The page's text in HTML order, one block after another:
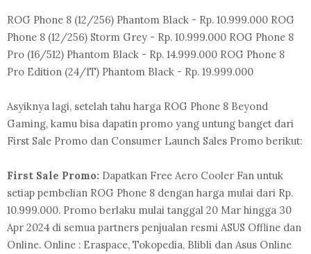
ROG Phone 8 (12/256) Phantom Black - Rp. 10.999.000 ROG
Phone 8 (12/256) Storm Grey - Rp. 10.999.000 ROG Phone 8
Pro (16/512) Phantom Black - Rp. 14.999.000 ROG Phone 8
Pro Edition (24/1T) Phantom Black - Rp. 19.999.000
Asyiknya lagi, setelah tahu harga ROG Phone 8 Beyond
Gaming, kamu bisa dapatin promo yang untung banget dari
First Sale Promo dan Consumer Launch Sales Promo berikut:
First Sale Promo: Dapatkan Free Aero Cooler Fan untuk
setiap pembelian ROG Phone 8 dengan harga mulai dari Rp.
10.999.000. Promo berlaku mulai tanggal 20 Mar hingga 30
Apr 2024 di semua partners penjualan resmi ASUS Offline dan
Online. Online : Eraspace, Tokopedia, Blibli dan Asus Online